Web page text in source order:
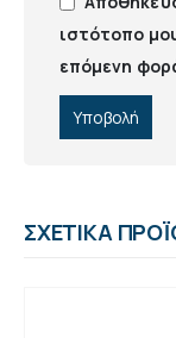
ιστότοπο
επόμενη
ΣΧΕΤΙΚΆ